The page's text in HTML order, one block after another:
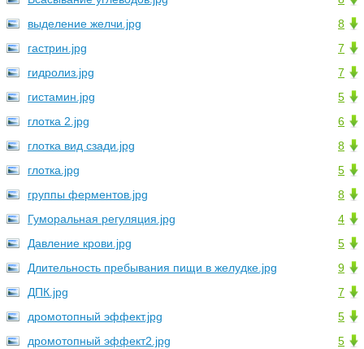
8
выделение желчи.jpg
7
гастрин.jpg
7
гидролиз.jpg
5
гистамин.jpg
6
глотка 2.jpg
8
глотка вид сзади.jpg
5
глотка.jpg
8
группы ферментов.jpg
4
Гуморальная регуляция.jpg
5
Давление крови.jpg
9
Длительность пребывания пищи в желудке.jpg
7
ДПК.jpg
5
дромотопный эффект.jpg
5
дромотопный эффект2.jpg